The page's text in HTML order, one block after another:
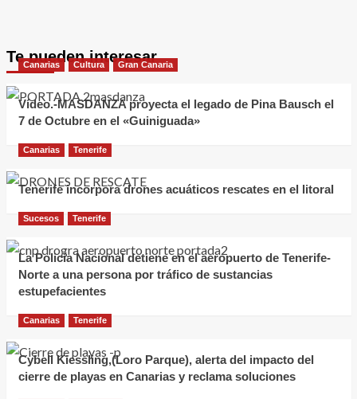
Te pueden interesar
Canarias Cultura Gran Canaria
Vídeo.-MASDANZA proyecta el legado de Pina Bausch el
7 de Octubre en el «Guiniguada»
Canarias Tenerife
Tenerife incorpora drones acuáticos rescates en el litoral
Sucesos Tenerife
La Policía Nacional detiene en el aeropuerto de Tenerife-
Norte a una persona por tráfico de sustancias
estupefacientes
Canarias Tenerife
Cybell Kiessling,(Loro Parque), alerta del impacto del
cierre de playas en Canarias y reclama soluciones